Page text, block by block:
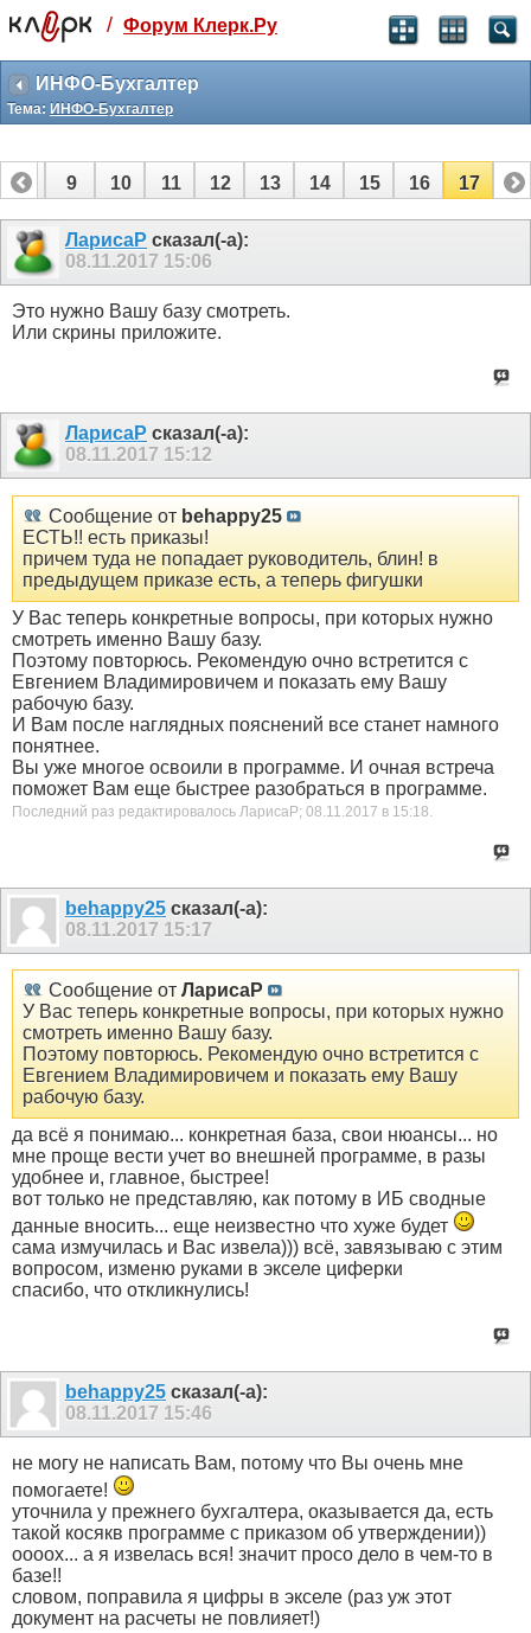
Святые угодники, Клерк без рекламы
прекрасен:)
месяц
3 месяца
259 ₽
-10%
полгода
499 ₽
-15%
Отмена Оплатить
/ Форум Клерк.Ру
ИНФО-Бухгалтер
Тема: ИНФО-Бухгалтер
8 9 10 11 12 13 14 15 16 17
ЛарисаР сказал(-а):
08.11.2017 15:06
Это нужно Вашу базу смотреть.
Или скрины приложите.
ЛарисаР сказал(-а):
08.11.2017 15:12
Сообщение от behappy25
ЕСТЬ!! есть приказы!
причем туда не попадает руководитель, блин! в
предыдущем приказе есть, а теперь фигушки
У Вас теперь конкретные вопросы, при которых нужно
смотреть именно Вашу базу.
Поэтому повторюсь. Рекомендую очно встретится с
Евгением Владимировичем и показать ему Вашу
рабочую базу.
И Вам после наглядных пояснений все станет намного
понятнее.
Вы уже многое освоили в программе. И очная встреча
поможет Вам еще быстрее разобраться в программе.
Последний раз редактировалось ЛарисаР; 08.11.2017 в 15:18
behappy25 сказал(-а):
08.11.2017 15:17
Сообщение от ЛарисаР
У Вас теперь конкретные вопросы, при которых нужно
смотреть именно Вашу базу.
Поэтому повторюсь. Рекомендую очно встретится с
Евгением Владимировичем и показать ему Вашу
рабочую базу.
да всё я понимаю... конкретная база, свои нюансы... но
мне проще вести учет во внешней программе, в разы
удобнее и, главное, быстрее!
вот только не представляю, как потому в ИБ сводные
данные вносить... еще неизвестно что хуже будет
сама измучилась и Вас извела))) всё, завязываю с этим
вопросом, изменю руками в экселе циферки
спасибо, что откликнулись!
behappy25 сказал(-а):
08.11.2017 15:46
не могу не написать Вам, потому что Вы очень мне
помогаете!
уточнила у прежнего бухгалтера, оказывается да, есть
такой косякв программе с приказом об утверждении))
оооох... а я извелась вся! значит просо дело в чем-то в
базе!!
словом, поправила я цифры в экселе (раз уж этот
документ на расчеты не повлияет!)